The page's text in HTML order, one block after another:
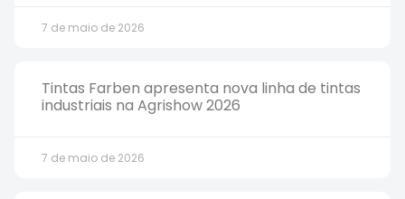
7 de maio de 2026
Tintas Farben apresenta nova linha de tintas
industriais na Agrishow 2026
7 de maio de 2026